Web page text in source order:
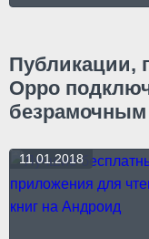
Публикации,
Oppo
11.01.2018